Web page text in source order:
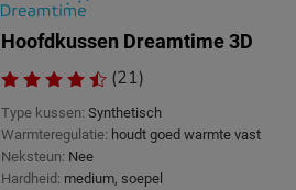
Hoofdkussen Dreamtime 3D
(21)
Type kussen: Synthetisch
Warmteregulatie: houdt goed warmte vast
Neksteun: Nee
Hardheid: medium, soepel